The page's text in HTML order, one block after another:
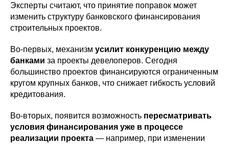
Эксперты считают, что принятие поправок может
изменить структуру банковского финансирования
строительных проектов.
Во-первых, механизм усилит конкуренцию между
банками за проекты девелоперов. Сегодня
большинство проектов финансируются ограниченным
кругом крупных банков, что снижает гибкость условий
кредитования.
Во-вторых, появится возможность пересматривать
условия финансирования уже в процессе
реализации проекта — например, при изменении